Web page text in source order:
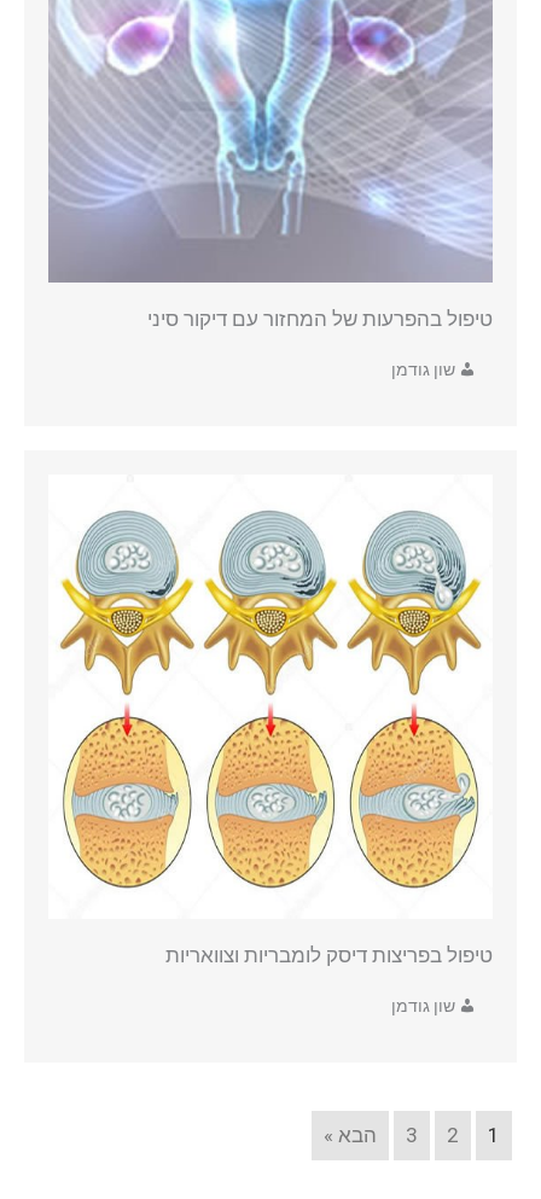
טיפול בהפרעות של המחזור עם דיקור סיני
שון גודמן
טיפול בפריצות דיסק לומבריות וצוואריות
שון גודמן
1
2
3 הבא »